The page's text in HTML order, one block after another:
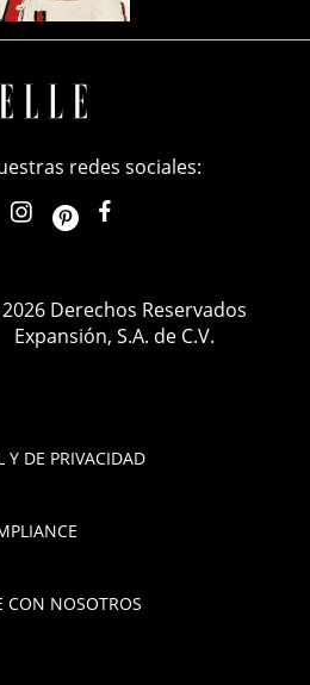
Y DE PRIVACIDAD
CON NOSOTROS
redes sociales:
elle_mexicoellemexico
Derechos Reservados
Expansión, S.A. de C.V.